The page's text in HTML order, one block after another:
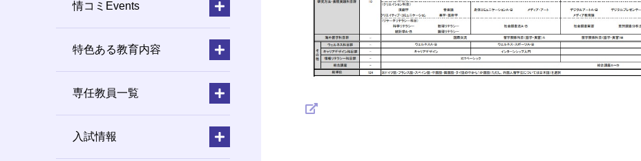
情コミEvents
特色ある教育内容
専任教員一覧
入試情報